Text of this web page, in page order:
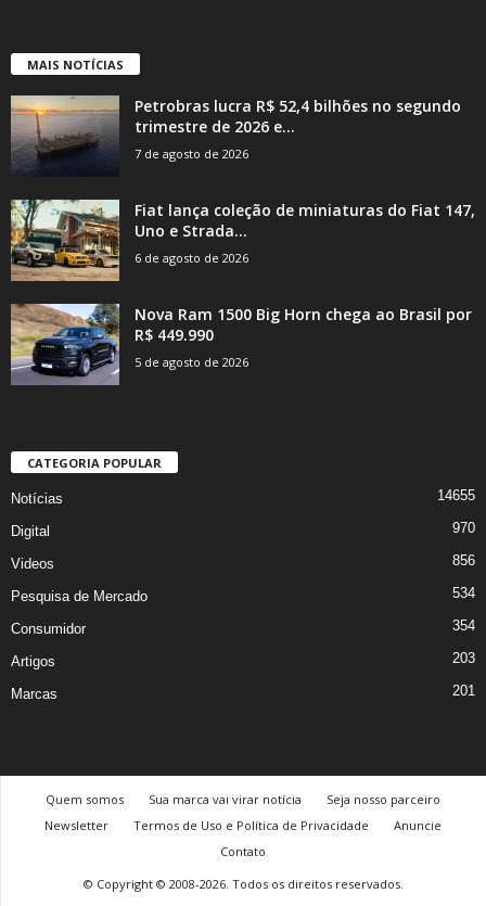
MAIS NOTÍCIAS
Petrobras lucra R$ 52,4 bilhões no segundo
trimestre de 2026 e...
7 de agosto de 2026
Fiat lança coleção de miniaturas do Fiat 147,
Uno e Strada...
6 de agosto de 2026
Nova Ram 1500 Big Horn chega ao Brasil por
R$ 449.990
5 de agosto de 2026
CATEGORIA POPULAR
Notícias 14655
Digital 970
Videos 856
Pesquisa de Mercado 534
Consumidor 354
Artigos 203
Marcas 201
Quem somos Sua marca vai virar notícia
Seja nosso parceiro
Newsletter
Termos de Uso e Política de Privacidade
Anuncie
Contato
© Copyright © 2008-2026. Todos os direitos reservados.